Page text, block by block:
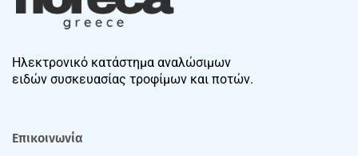
Ηλεκτρονικό κατάστημα αναλώσιμων
ειδών συσκευασίας τροφίμων και ποτών.
Επικοινωνία